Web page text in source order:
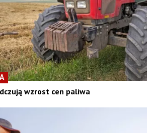
wzrost cen paliwa